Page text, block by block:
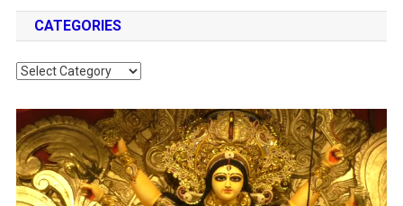
CATEGORIES
Categories